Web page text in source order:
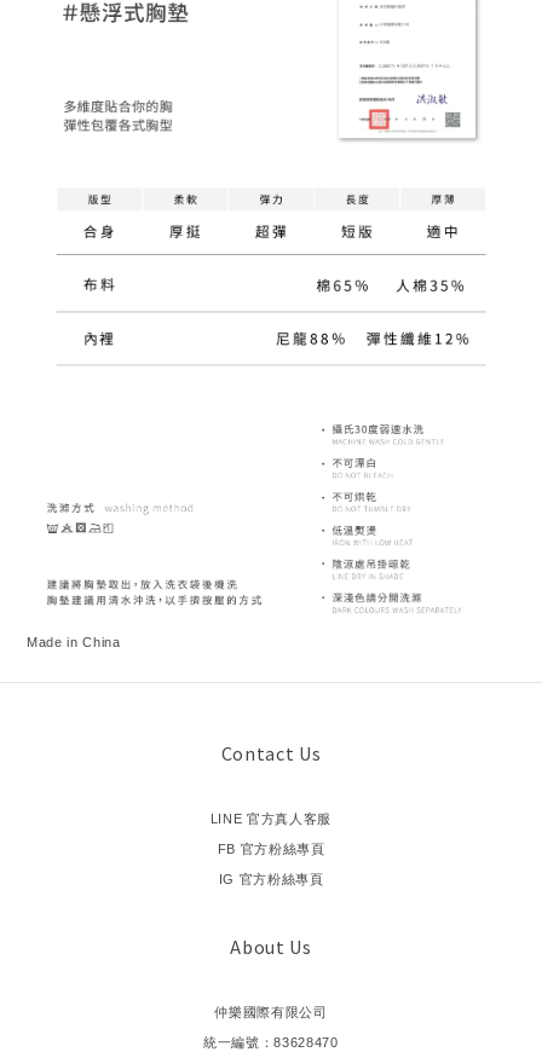
Made in China
Contact Us
LINE 官方真人客服
FB 官方粉絲專頁
IG 官方粉絲專頁
About Us
仲樂國際有限公司
統一編號：83628470